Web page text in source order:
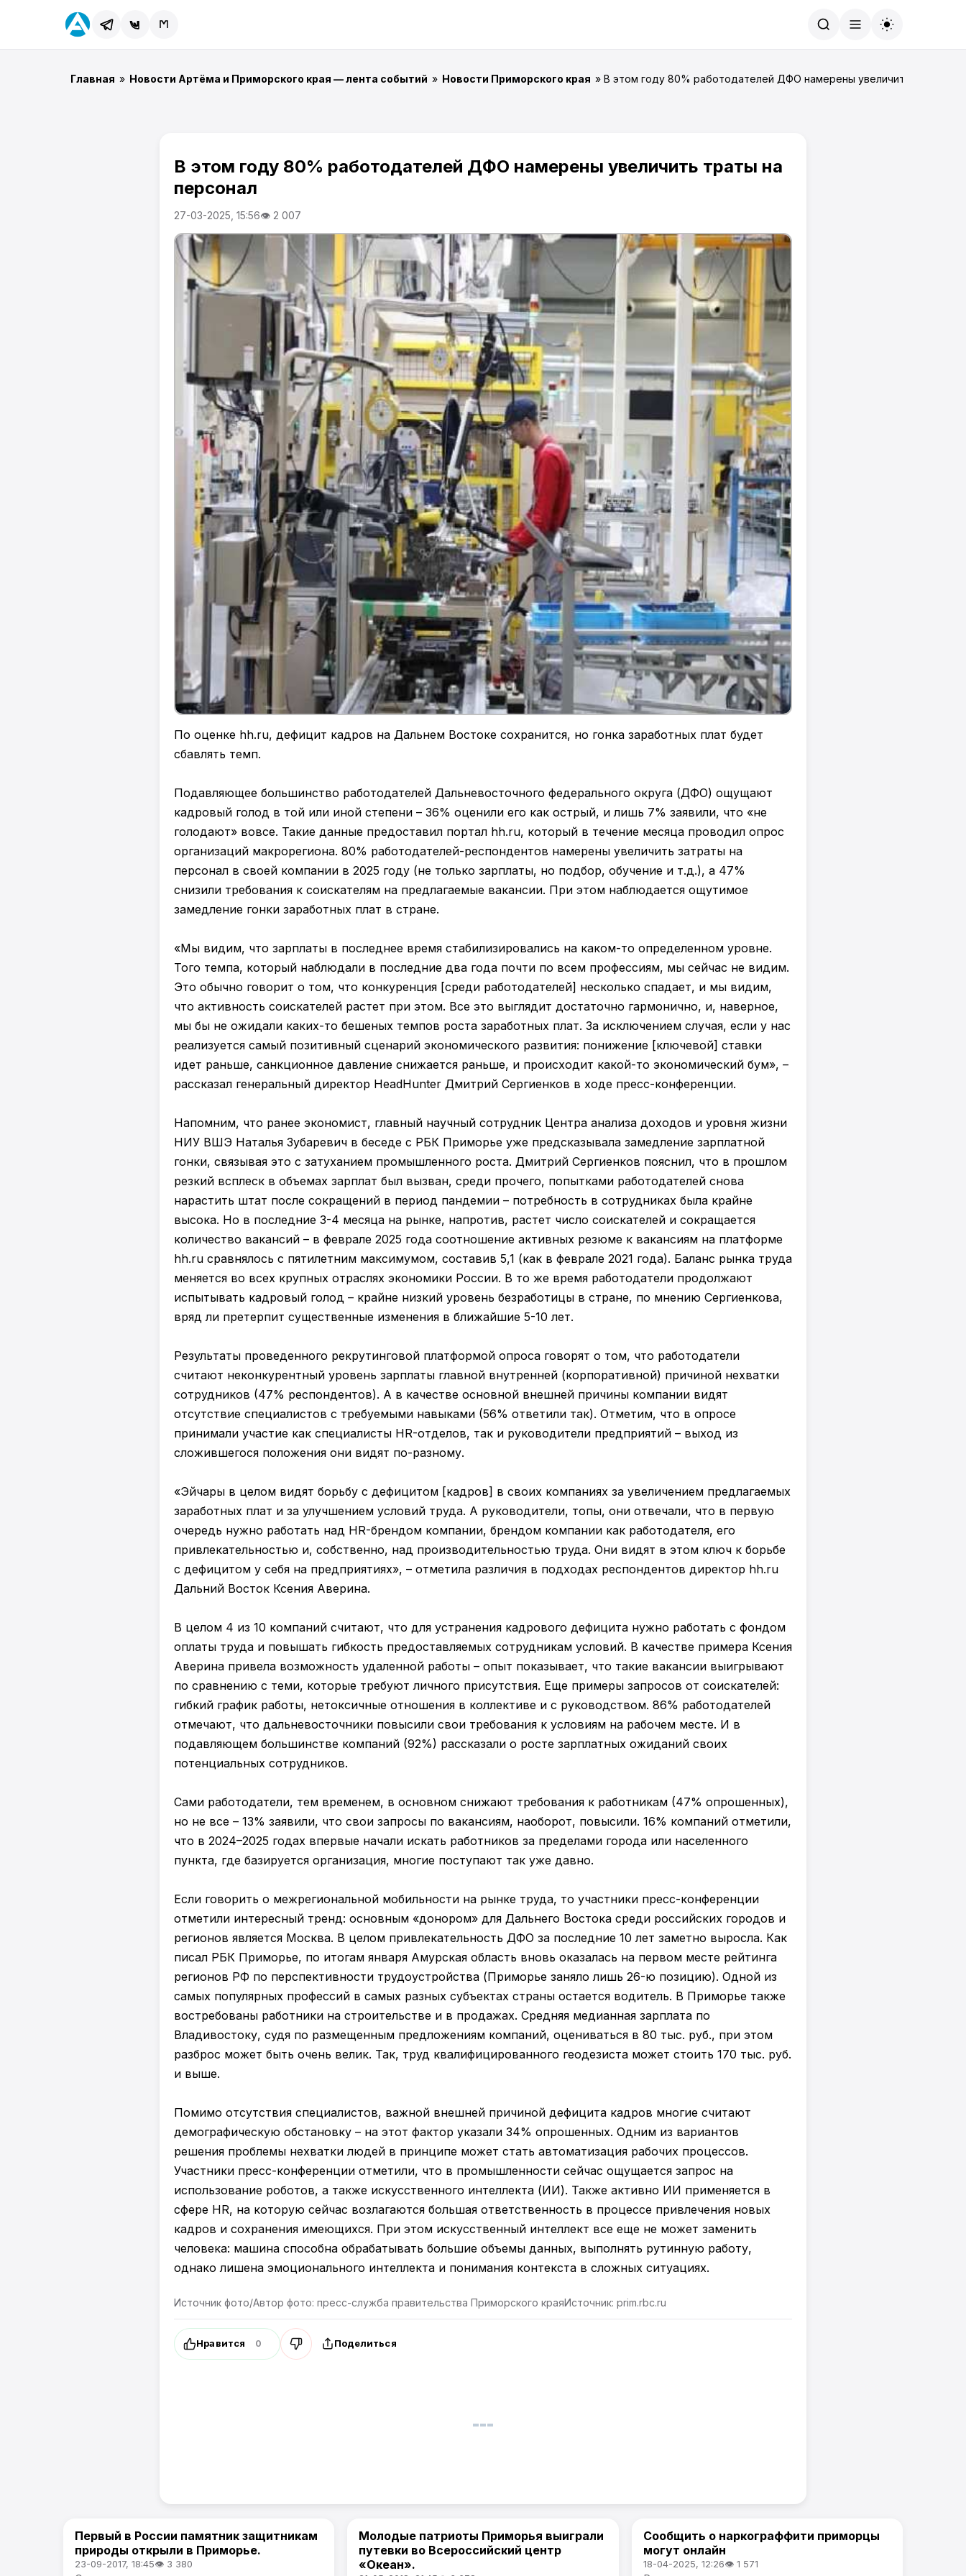
Главная » Новости Артёма и Приморского края — лента событий » Новости Приморского края » В этом году 80% работодателей ДФО намерены увеличить траты на
В этом году 80% работодателей ДФО намерены увеличить траты на
персонал
27-03-2025, 15:56👁 2 007
По оценке hh.ru, дефицит кадров на Дальнем Востоке сохранится, но гонка заработных плат будет
сбавлять темп.
Подавляющее большинство работодателей Дальневосточного федерального округа (ДФО) ощущают
кадровый голод в той или иной степени – 36% оценили его как острый, и лишь 7% заявили, что «не
голодают» вовсе. Такие данные предоставил портал hh.ru, который в течение месяца проводил опрос
организаций макрорегиона. 80% работодателей-респондентов намерены увеличить затраты на
персонал в своей компании в 2025 году (не только зарплаты, но подбор, обучение и т.д.), а 47%
снизили требования к соискателям на предлагаемые вакансии. При этом наблюдается ощутимое
замедление гонки заработных плат в стране.
«Мы видим, что зарплаты в последнее время стабилизировались на каком-то определенном уровне.
Того темпа, который наблюдали в последние два года почти по всем профессиям, мы сейчас не видим.
Это обычно говорит о том, что конкуренция [среди работодателей] несколько спадает, и мы видим,
что активность соискателей растет при этом. Все это выглядит достаточно гармонично, и, наверное,
мы бы не ожидали каких-то бешеных темпов роста заработных плат. За исключением случая, если у нас
реализуется самый позитивный сценарий экономического развития: понижение [ключевой] ставки
идет раньше, санкционное давление снижается раньше, и происходит какой-то экономический бум», –
рассказал генеральный директор HeadHunter Дмитрий Сергиенков в ходе пресс-конференции.
Напомним, что ранее экономист, главный научный сотрудник Центра анализа доходов и уровня жизни
НИУ ВШЭ Наталья Зубаревич в беседе с РБК Приморье уже предсказывала замедление зарплатной
гонки, связывая это с затуханием промышленного роста. Дмитрий Сергиенков пояснил, что в прошлом
резкий всплеск в объемах зарплат был вызван, среди прочего, попытками работодателей снова
нарастить штат после сокращений в период пандемии – потребность в сотрудниках была крайне
высока. Но в последние 3-4 месяца на рынке, напротив, растет число соискателей и сокращается
количество вакансий – в феврале 2025 года соотношение активных резюме к вакансиям на платформе
hh.ru сравнялось с пятилетним максимумом, составив 5,1 (как в феврале 2021 года). Баланс рынка труда
меняется во всех крупных отраслях экономики России. В то же время работодатели продолжают
испытывать кадровый голод – крайне низкий уровень безработицы в стране, по мнению Сергиенкова,
вряд ли претерпит существенные изменения в ближайшие 5-10 лет.
Результаты проведенного рекрутинговой платформой опроса говорят о том, что работодатели
считают неконкурентный уровень зарплаты главной внутренней (корпоративной) причиной нехватки
сотрудников (47% респондентов). А в качестве основной внешней причины компании видят
отсутствие специалистов с требуемыми навыками (56% ответили так). Отметим, что в опросе
принимали участие как специалисты HR-отделов, так и руководители предприятий – выход из
сложившегося положения они видят по-разному.
«Эйчары в целом видят борьбу с дефицитом [кадров] в своих компаниях за увеличением предлагаемых
заработных плат и за улучшением условий труда. А руководители, топы, они отвечали, что в первую
очередь нужно работать над HR-брендом компании, брендом компании как работодателя, его
привлекательностью и, собственно, над производительностью труда. Они видят в этом ключ к борьбе
с дефицитом у себя на предприятиях», – отметила различия в подходах респондентов директор hh.ru
Дальний Восток Ксения Аверина.
В целом 4 из 10 компаний считают, что для устранения кадрового дефицита нужно работать с фондом
оплаты труда и повышать гибкость предоставляемых сотрудникам условий. В качестве примера Ксения
Аверина привела возможность удаленной работы – опыт показывает, что такие вакансии выигрывают
по сравнению с теми, которые требуют личного присутствия. Еще примеры запросов от соискателей:
гибкий график работы, нетоксичные отношения в коллективе и с руководством. 86% работодателей
отмечают, что дальневосточники повысили свои требования к условиям на рабочем месте. И в
подавляющем большинстве компаний (92%) рассказали о росте зарплатных ожиданий своих
потенциальных сотрудников.
Сами работодатели, тем временем, в основном снижают требования к работникам (47% опрошенных),
но не все – 13% заявили, что свои запросы по вакансиям, наоборот, повысили. 16% компаний отметили,
что в 2024–2025 годах впервые начали искать работников за пределами города или населенного
пункта, где базируется организация, многие поступают так уже давно.
Если говорить о межрегиональной мобильности на рынке труда, то участники пресс-конференции
отметили интересный тренд: основным «донором» для Дальнего Востока среди российских городов и
регионов является Москва. В целом привлекательность ДФО за последние 10 лет заметно выросла. Как
писал РБК Приморье, по итогам января Амурская область вновь оказалась на первом месте рейтинга
регионов РФ по перспективности трудоустройства (Приморье заняло лишь 26-ю позицию). Одной из
самых популярных профессий в самых разных субъектах страны остается водитель. В Приморье также
востребованы работники на строительстве и в продажах. Средняя медианная зарплата по
Владивостоку, судя по размещенным предложениям компаний, оцениваться в 80 тыс. руб., при этом
разброс может быть очень велик. Так, труд квалифицированного геодезиста может стоить 170 тыс. руб.
и выше.
Помимо отсутствия специалистов, важной внешней причиной дефицита кадров многие считают
демографическую обстановку – на этот фактор указали 34% опрошенных. Одним из вариантов
решения проблемы нехватки людей в принципе может стать автоматизация рабочих процессов.
Участники пресс-конференции отметили, что в промышленности сейчас ощущается запрос на
использование роботов, а также искусственного интеллекта (ИИ). Также активно ИИ применяется в
сфере HR, на которую сейчас возлагаются большая ответственность в процессе привлечения новых
кадров и сохранения имеющихся. При этом искусственный интеллект все еще не может заменить
человека: машина способна обрабатывать большие объемы данных, выполнять рутинную работу,
однако лишена эмоционального интеллекта и понимания контекста в сложных ситуациях.
Источник фото/Автор фото: пресс-служба правительства Приморского краяИсточник: prim.rbc.ru
Нравится 0 Поделиться
Новости Приморского края
Первый в России памятник защитникам
природы открыли в Приморье.
23-09-2017, 18:45👁 3 380
Новости Приморского края
Молодые патриоты Приморья выиграли
путевки во Всероссийский центр
«Океан».
Новости Приморского края
Сообщить о наркограффити приморцы
могут онлайн
18-04-2025, 12:26👁 1 571